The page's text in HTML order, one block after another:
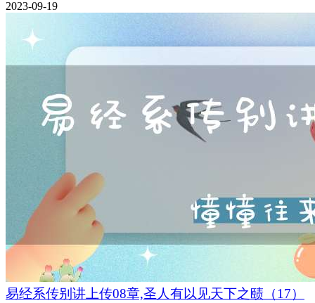
2023-09-19
易经系传别讲上传08章,圣人有以见天下之赜（17）